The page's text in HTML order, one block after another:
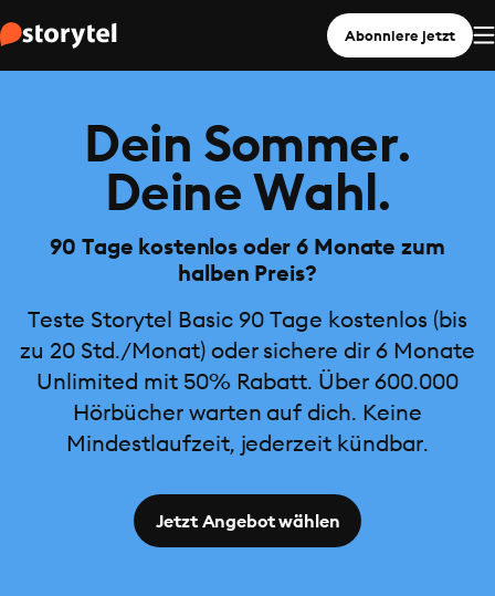
Abonniere jetzt
Dein Sommer.
Deine Wahl.
90 Tage kostenlos oder 6 Monate zum
halben Preis?
Teste Storytel Basic 90 Tage kostenlos (bis
zu 20 Std./Monat) oder sichere dir 6 Monate
Unlimited mit 50% Rabatt. Über 600.000
Hörbücher warten auf dich. Keine
Mindestlaufzeit, jederzeit kündbar.
Jetzt Angebot wählen